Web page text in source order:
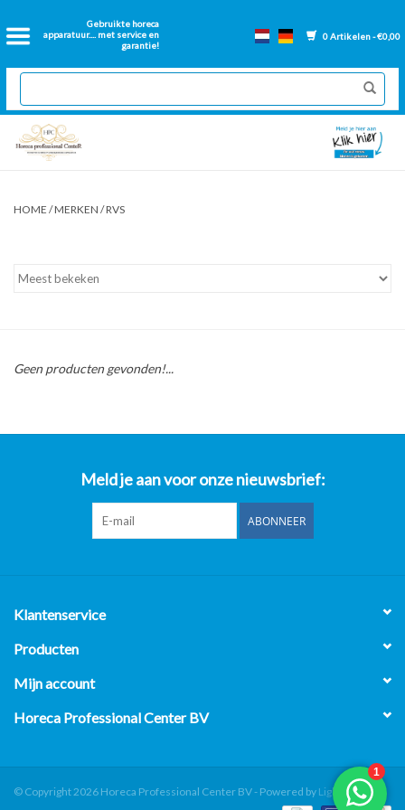
Gebruikte horeca
apparatuur.... met service en
garantie!
0 Artikelen - €0,00
Home
2dehands Horeca
Nieuwe apparatuur
Onderdelen bakwanden
Over ons
HOME /MERKEN /RVS
Geen producten gevonden!...
Meld je aan voor onze nieuwsbrief:
ABONNEER
Klantenservice
Producten
Mijn account
Horeca Professional Center BV
© Copyright 2026 Horeca Professional Center BV - Powered by Lightspeed